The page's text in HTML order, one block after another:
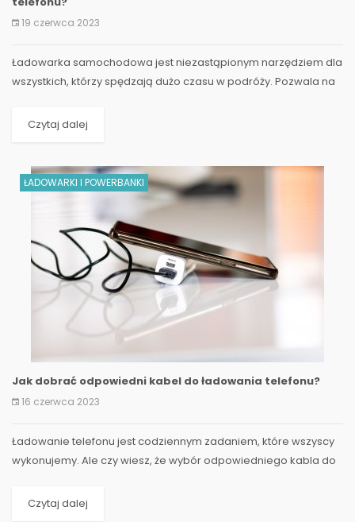
19 czerwca 2023
Ładowarka samochodowa jest niezastąpionym narzędziem dla
wszystkich, którzy spędzają dużo czasu w podróży. Pozwala na
Czytaj dalej
ŁADOWARKI I POWERBANKI
Jak dobrać odpowiedni kabel do ładowania telefonu?
16 czerwca 2023
Ładowanie telefonu jest codziennym zadaniem, które wszyscy
wykonujemy. Ale czy wiesz, że wybór odpowiedniego kabla do
Czytaj dalej